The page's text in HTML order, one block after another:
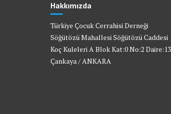
Hakkımızda
Türkiye Çocuk Cerrahisi Derneği
Söğütözü Mahallesi Söğütözü Caddesi
Koç Kuleleri A Blok Kat:0 No:2 Daire:13
Çankaya / ANKARA